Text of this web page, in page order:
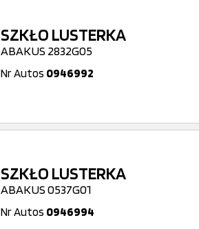
SZKŁO LUSTERKA
ABAKUS 2832G05
Nr Autos 0946992
SZKŁO LUSTERKA
ABAKUS 0537G01
Nr Autos 0946994